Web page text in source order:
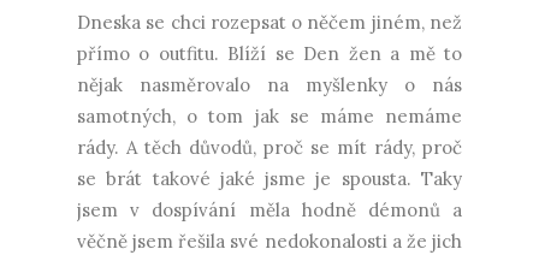
Dneska se chci rozepsat o něčem jiném, než
přímo o outfitu. Blíží se Den žen a mě to
nějak nasměrovalo na myšlenky o nás
samotných, o tom jak se máme nemáme
rády. A těch důvodů, proč se mít rády, proč
se brát takové jaké jsme je spousta. Taky
jsem v dospívání měla hodně démonů a
věčně jsem řešila své nedokonalosti a že jich